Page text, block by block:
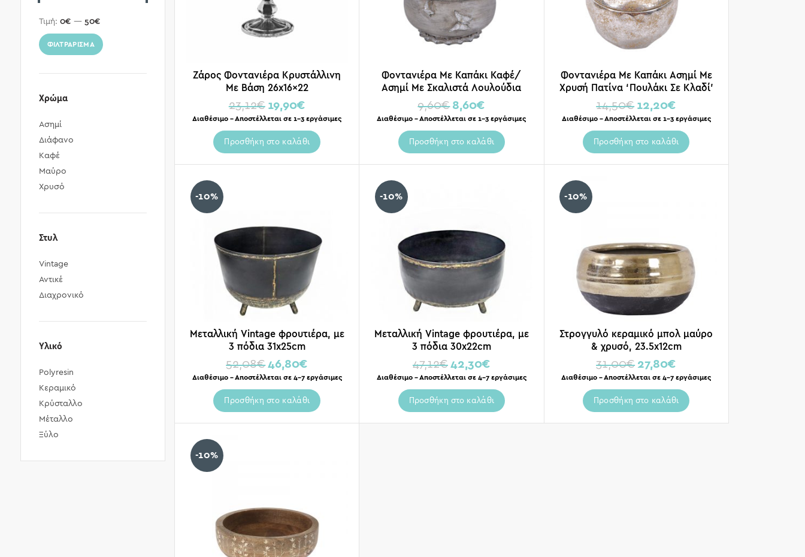
ΦΙΛΤΡΆΡΙΣΜΑ
Τιμή: 0€ — 50€
Χρώμα
Ασημί
Διάφανο
Καφέ
Μαύρο
Χρυσό
Στυλ
Vintage
Αντικέ
Διαχρονικό
Υλικό
Polyresin
Κεραμικό
Κρύσταλλο
Μέταλλο
Ξύλο
Ζάρος Φοντανιέρα Κρυστάλλινη
Με Βάση 26x16x22
23,12€ 19,90€
Διαθέσιμο – Αποστέλλεται σε 1-3 εργάσιμες
Προσθήκη στο καλάθι
Φοντανιέρα Με Καπάκι Καφέ/
Ασημί Με Σκαλιστά Λουλούδια
12×10
9,60€ 8,60€
Διαθέσιμο – Αποστέλλεται σε 1-3 εργάσιμες
Προσθήκη στο καλάθι
Φοντανιέρα Με Καπάκι Ασημί Με
Χρυσή Πατίνα ‘Πουλάκι Σε Κλαδί’
Υ19
14,50€ 12,20€
Διαθέσιμο – Αποστέλλεται σε 1-3 εργάσιμες
Προσθήκη στο καλάθι
-10%
Μεταλλική Vintage φρουτιέρα, με
3 πόδια 31x25cm
52,08€ 46,80€
Διαθέσιμο – Αποστέλλεται σε 4-7 εργάσιμες
Προσθήκη στο καλάθι
-10%
Μεταλλική Vintage φρουτιέρα, με
3 πόδια 30x22cm
47,12€ 42,30€
Διαθέσιμο – Αποστέλλεται σε 4-7 εργάσιμες
Προσθήκη στο καλάθι
-10%
Στρογγυλό κεραμικό μπολ μαύρο
& χρυσό, 23.5x12cm
31,00€ 27,80€
Διαθέσιμο – Αποστέλλεται σε 4-7 εργάσιμες
Προσθήκη στο καλάθι
-10%